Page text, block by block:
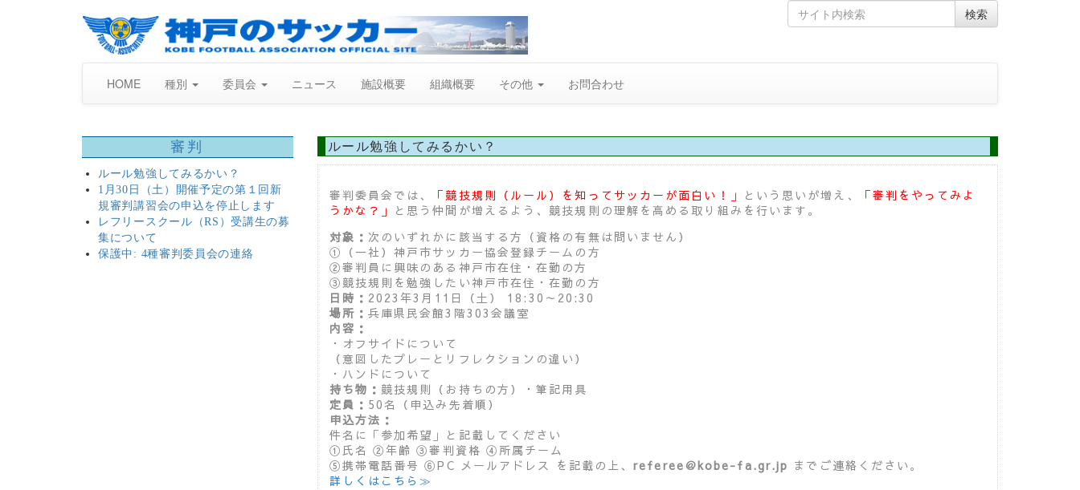
Skip
to
Search
for
検索
HOME 種別 委員会 ニュース 施設概要 組織概要 その他 お問合わせ
審判
ルール勉強してみるかい？
1月30日（土）開催予定の第１回新
規審判講習会の申込を停止します
レフリースクール（RS）受講生の募
集について
保護中: 4種審判委員会の連絡
ルール勉強してみるかい？
審判委員会では、 「競技規則（ルール）を知ってサッカーが面白い！」 という思いが増え、
「審判をやってみよ
うかな？」 と思う仲間が増えるよう、競技規則の理解を高める取り組みを行います。
対象： 次のいずれかに該当する方（資格の有無は問いません）
①（一社）神戸市サッカー協会登録チームの方
②審判員に興味のある神戸市在住・在勤の方
③競技規則を勉強したい神戸市在住・在勤の方
日時： 2023年3月11日（土） 18:30～20:30
場所： 兵庫県民会館3階303会議室
内容：
・オフサイドについて
（意図したプレーとリフレクションの違い）
・ハンドについて
持ち物： 競技規則（お持ちの方）・筆記用具
定員： 50名（申込み先着順）
申込方法：
件名に「参加希望」と記載してください
①氏名 ②年齢 ③審判資格 ④所属チーム
⑤携帯電話番号 ⑥PC メールアドレス を記載の上、referee＠kobe-fa.gr.jp までご連絡ください。
詳しくはこちら≫